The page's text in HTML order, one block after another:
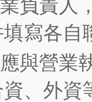
負責人
寫各自
應與營業
、外資